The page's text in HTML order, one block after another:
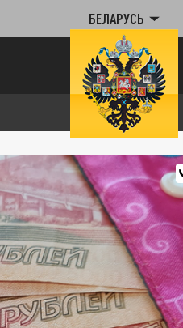
БЕЛАРУСЬ